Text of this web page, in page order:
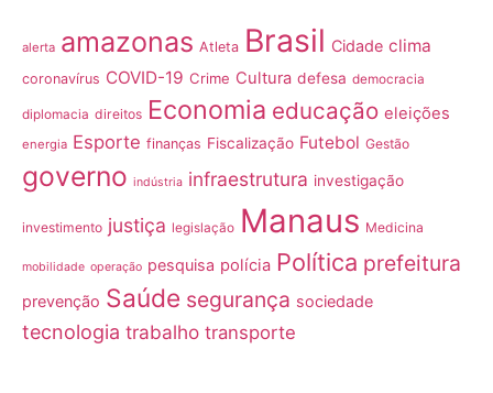
alerta amazonas Atleta Brasil Cidade clima
coronavírus COVID-19 Crime Cultura defesa democracia
diplomacia direitos Economia educação eleições
energia Esporte finanças Fiscalização Futebol Gestão
governo indústria infraestrutura investigação
investimento justiça legislação Manaus Medicina
mobilidade operação pesquisa polícia Política prefeitura
prevenção Saúde segurança sociedade
tecnologia trabalho transporte